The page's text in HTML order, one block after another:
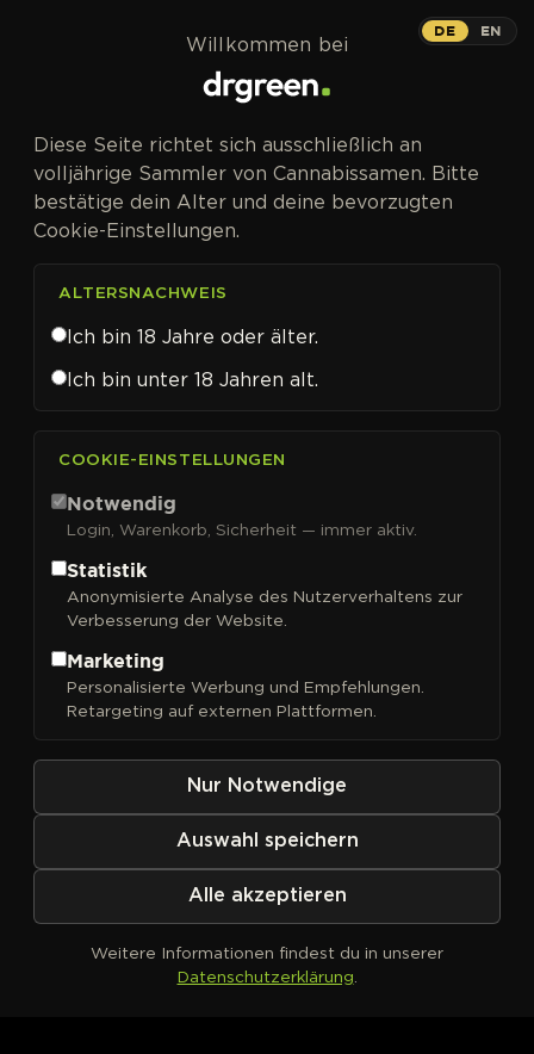
Silent Seeds
Sortieren nach
Kein Produkt definiert
DE EN
Willkommen bei
Diese Seite richtet sich ausschließlich an
volljährige Sammler von Cannabissamen. Bitte
bestätige dein Alter und deine bevorzugten
Cookie-Einstellungen.
ALTERSNACHWEIS
Ich bin 18 Jahre oder älter.
Ich bin unter 18 Jahren alt.
COOKIE-EINSTELLUNGEN
Notwendig
Login, Warenkorb, Sicherheit — immer aktiv.
Statistik
Anonymisierte Analyse des Nutzerverhaltens zur
Verbesserung der Website.
Marketing
Personalisierte Werbung und Empfehlungen.
Retargeting auf externen Plattformen.
Nur Notwendige
Auswahl speichern
Alle akzeptieren
Weitere Informationen findest du in unserer
Datenschutzerklärung